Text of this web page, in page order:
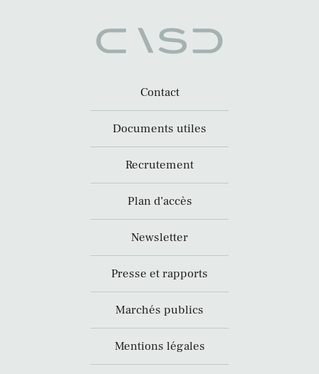
Contact
Documents utiles
Recrutement
Plan d’accès
Newsletter
Presse et rapports
Marchés publics
Mentions légales